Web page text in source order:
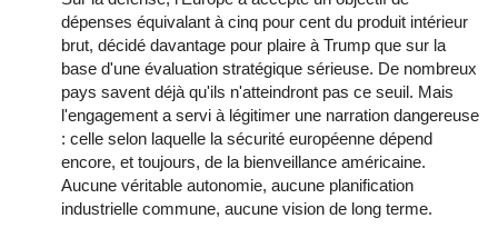
dépenses équivalant à cinq pour cent du produit intérieur
brut, décidé davantage pour plaire à Trump que sur la
base d'une évaluation stratégique sérieuse. De nombreux
pays savent déjà qu'ils n'atteindront pas ce seuil. Mais
l'engagement a servi à légitimer une narration dangereuse
: celle selon laquelle la sécurité européenne dépend
encore, et toujours, de la bienveillance américaine.
Aucune véritable autonomie, aucune planification
industrielle commune, aucune vision de long terme.